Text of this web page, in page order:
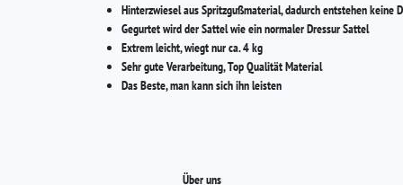
Hinterzwiesel aus Spritzgußmaterial, dadurch entstehen keine
Gegurtet wird der Sattel wie ein normaler Dressur Sattel
Extrem leicht, wiegt nur ca. 4 kg
Sehr gute Verarbeitung, Top Qualität Material
Das Beste, man kann sich ihn leisten
Über uns